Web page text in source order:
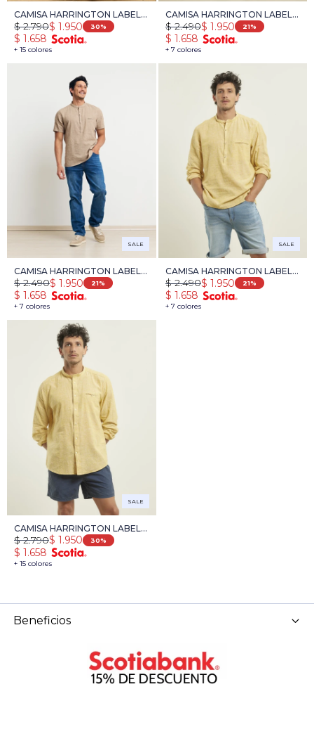
CAMISA HARRINGTON LABEL
LINO - CAMEL
+ 15 colores
$ 1.950
$ 2.790 30
$ 1.658
CAMISA HARRINGTON LABEL -
AMARILLO
+ 7 colores
$ 1.950
$ 2.490 21
$ 1.658
SALE
CAMISA HARRINGTON LABEL -
CAMEL
+ 7 colores
$ 1.950
$ 2.490 21
$ 1.658
SALE
CAMISA HARRINGTON LABEL
DE LINO - AMARILLO
+ 7 colores
$ 1.950
$ 2.490 21
$ 1.658
SALE
CAMISA HARRINGTON LABEL
LINO - AMARILLO
+ 15 colores
$ 1.950
$ 2.790 30
$ 1.658
Beneficios